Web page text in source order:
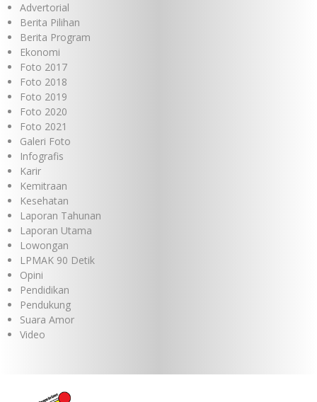
Advertorial
Berita Pilihan
Berita Program
Ekonomi
Foto 2017
Foto 2018
Foto 2019
Foto 2020
Foto 2021
Galeri Foto
Infografis
Karir
Kemitraan
Kesehatan
Laporan Tahunan
Laporan Utama
Lowongan
LPMAK 90 Detik
Opini
Pendidikan
Pendukung
Suara Amor
Video